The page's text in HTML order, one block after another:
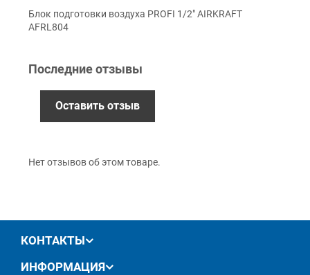
Наличными
Приватбанк
Безналичный расчет (с НДС)
12 месяцев официальной гарантии от
Блок подготовки воздуха PROFI 1/2" AIRKRAFT
AFRL804
Последние отзывы
Оставить отзыв
Нет отзывов об этом товаре.
КОНТАКТЫ
ИНФОРМАЦИЯ